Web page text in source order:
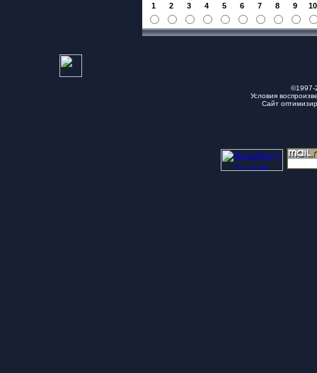
1 2 3 4 5 6 7 8 9 10
Условия
Сайт